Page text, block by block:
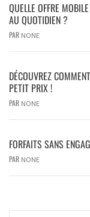
QUELLE OFFRE
AU QUOTIDIEN ?
PAR NONE
DÉCOUVREZ
PETIT PRIX !
PAR NONE
FORFAITS SANS
PAR NONE